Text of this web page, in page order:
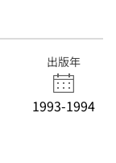
出版年
1993-1994